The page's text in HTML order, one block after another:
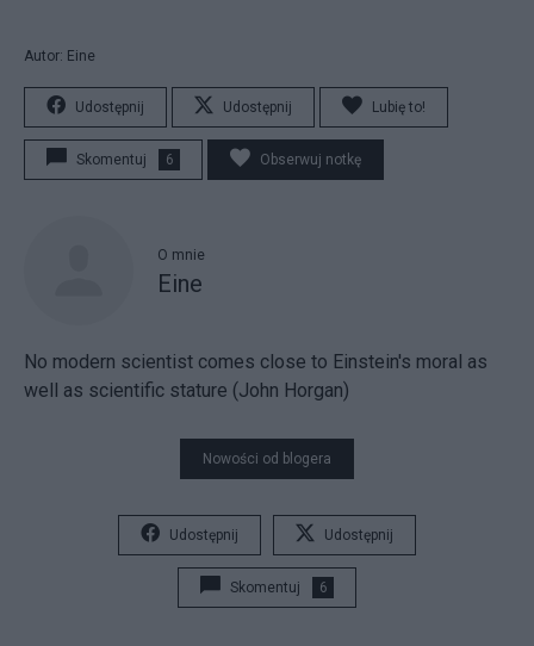
Autor: Eine
Udostępnij Udostępnij Lubię to!
Skomentuj 6 Obserwuj notkę
O mnie
Eine
No modern scientist comes close to Einstein's moral as
well as scientific stature (John Horgan)
Nowości od blogera
Udostępnij Udostępnij
Skomentuj 6